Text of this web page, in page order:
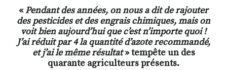
«Pendant des années, on nous a dit de rajouter
des pesticides et des engrais chimiques, mais on
voit bien aujourd’hui que c’est n’importe quoi !
J’ai réduit par 4 la quantité d’azote recommandé,
et j’ai le même résultat» tempête un des
quarante agriculteurs présents.